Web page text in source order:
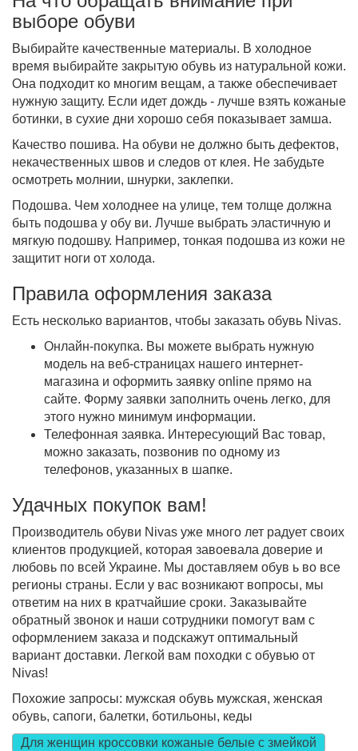
выборе обуви
Выбирайте качественные материалы. В холодное
время выбирайте закрытую обувь из натуральной кожи.
Она подходит ко многим вещам, а также обеспечивает
нужную защиту. Если идет дождь - лучше взять кожаные
ботинки, в сухие дни хорошо себя показывает замша.
Качество пошива. На обуви не должно быть дефектов,
некачественных швов и следов от клея. Не забудьте
осмотреть молнии, шнурки, заклепки.
Подошва. Чем холоднее на улице, тем толще должна
быть подошва у обу ви. Лучше выбрать эластичную и
мягкую подошву. Например, тонкая подошва из кожи не
защитит ноги от холода.
Правила оформления заказа
Есть несколько вариантов, чтобы заказать обувь Nivas.
Онлайн-покупка. Вы можете выбрать нужную
модель на веб-страницах нашего интернет-
магазина и оформить заявку online прямо на
сайте. Форму заявки заполнить очень легко, для
этого нужно минимум информации.
Телефонная заявка. Интересующий Вас товар,
можно заказать, позвонив по одному из
телефонов, указанных в шапке.
Удачных покупок вам!
Производитель обуви Nivas уже много лет радует своих
клиентов продукцией, которая завоевала доверие и
любовь по всей Украине. Мы доставляем обув ь во все
регионы страны. Если у вас возникают вопросы, мы
ответим на них в кратчайшие сроки. Заказывайте
обратный звонок и наши сотрудники помогут вам с
оформлением заказа и подскажут оптимальный
вариант доставки. Легкой вам походки с обувью от
Nivas!
Похожие запросы: мужская обувь мужская, женская
обувь, сапоги, балетки, ботильоны, кеды
Для женщин кроссовки кожаные белые с змейкой